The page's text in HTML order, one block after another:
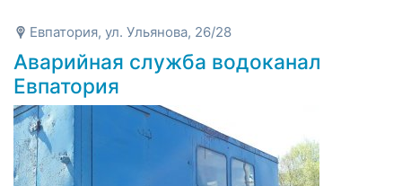
Евпатория, ул. Ульянова, 26/28
Аварийная служба водоканал
Евпатория